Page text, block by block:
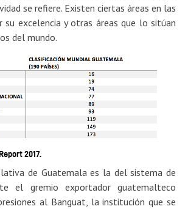
se refiere. Existen ciertas áreas en las
excelencia y otras áreas que lo sitúan
del mundo.
2017.
de Guatemala es la del sistema de
el gremio exportador guatemalteco
al Banguat, la institución que se